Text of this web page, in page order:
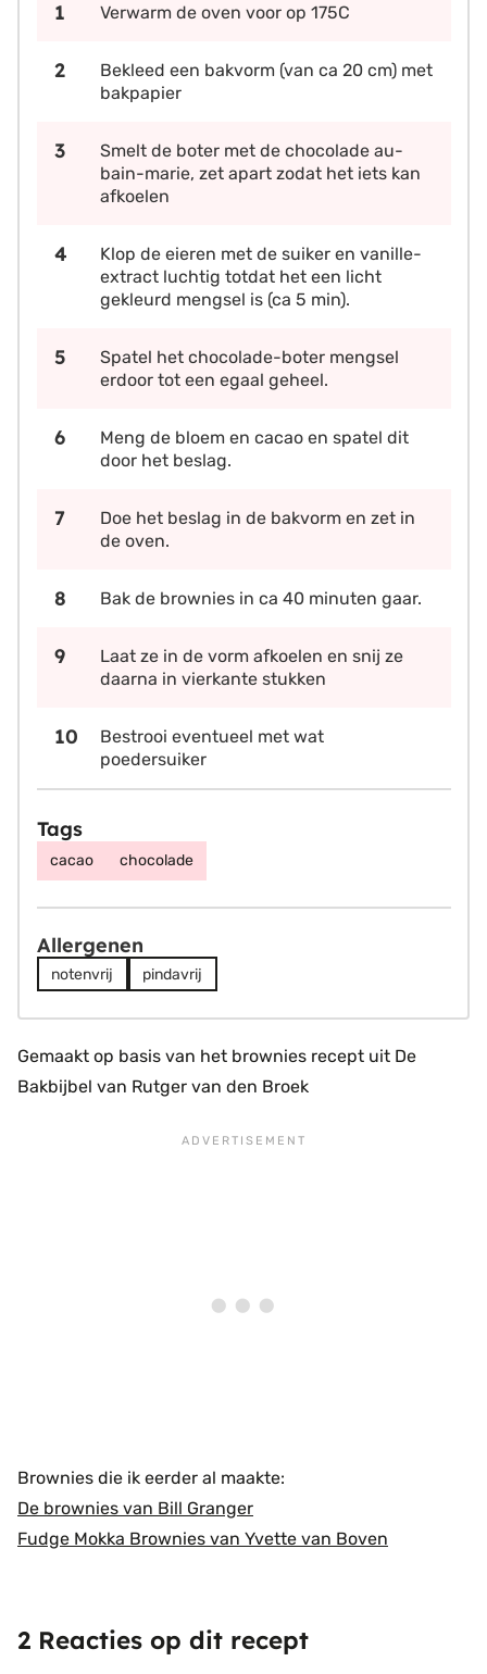
Verwarm de oven voor op 175C
Bekleed een bakvorm (van ca 20 cm) met
bakpapier
Smelt de boter met de chocolade au-
bain-marie, zet apart zodat het iets kan
afkoelen
Klop de eieren met de suiker en vanille-
extract luchtig totdat het een licht
gekleurd mengsel is (ca 5 min).
Spatel het chocolade-boter mengsel
erdoor tot een egaal geheel.
Meng de bloem en cacao en spatel dit
door het beslag.
Doe het beslag in de bakvorm en zet in
de oven.
Bak de brownies in ca 40 minuten gaar.
Laat ze in de vorm afkoelen en snij ze
daarna in vierkante stukken
Bestrooi eventueel met wat
poedersuiker
Tags
cacao chocolade
Allergenen
notenvrij pindavrij
Gemaakt op basis van het brownies recept uit De
Bakbijbel van Rutger van den Broek
Brownies die ik eerder al maakte:
De brownies van Bill Granger
Fudge Mokka Brownies van Yvette van Boven
2 Reacties op dit recept